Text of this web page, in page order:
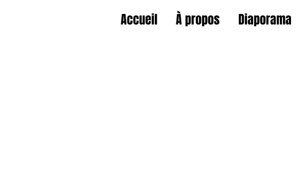
Accueil À propos Diaporama